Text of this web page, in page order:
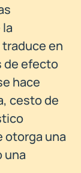
en
de efecto
hace
cesto de
otorga una
una